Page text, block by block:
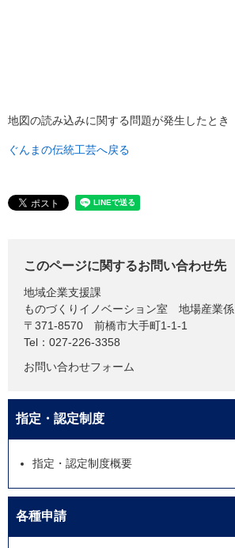
地図の読み込みに関する問題が発生したとき
ぐんまの伝統工芸へ戻る
このページに関するお問い合わせ先
地域企業支援課
ものづくりイノベーション室 地場産業係
〒371-8570
前橋市大手町1-1-1
Tel：027-226-3358
お問い合わせフォーム
指定・認定制度
指定・認定制度概要
各種申請